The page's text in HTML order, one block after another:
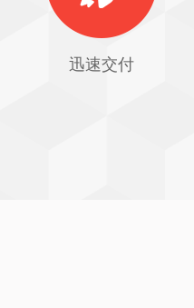
迅速交付